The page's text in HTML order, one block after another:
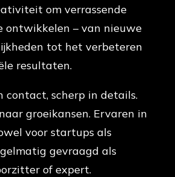
om verrassende
ontwikkelen – van nieuwe
tot het verbeteren
resultaten.
contact, scherp in details.
groeikansen. Ervaren in
voor startups als
gevraagd als
of expert.